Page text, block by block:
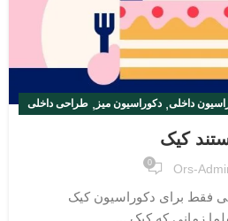
داخلی,دکوراسیون میز , طراحی داخلی
کیک
Ors-
0
فقط برای دکوراسیون کیک